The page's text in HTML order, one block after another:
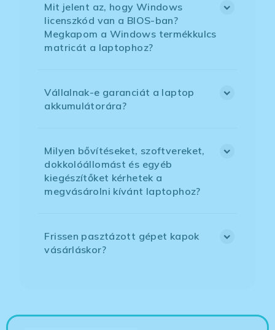
Mit jelent az, hogy Windows
licenszkód van a BIOS-ban?
Megkapom a Windows termékkulcs
matricát a laptophoz?
Vállalnak-e garanciát a laptop
akkumulátorára?
Milyen bővítéseket, szoftvereket,
dokkolóállomást és egyéb
kiegészítőket kérhetek a
megvásárolni kívánt laptophoz?
Frissen pasztázott gépet kapok
vásárláskor?